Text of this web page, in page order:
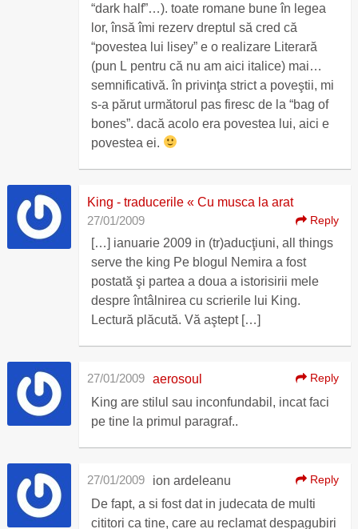
“dark half”…). toate romane bune în legea
lor, însă îmi rezerv dreptul să cred că
“povestea lui lisey” e o realizare Literară
(pun L pentru că nu am aici italice) mai…
semnificativă. în privinţa strict a poveştii, mi
s-a părut următorul pas firesc de la “bag of
bones”. dacă acolo era povestea lui, aici e
povestea ei.
King - traducerile « Cu musca la arat
27/01/2009
Reply
[…] ianuarie 2009 in (tr)aducţiuni, all things
serve the king Pe blogul Nemira a fost
postată şi partea a doua a istorisirii mele
despre întâlnirea cu scrierile lui King.
Lectură plăcută. Vă aştept […]
aerosoul
27/01/2009 Reply
King are stilul sau inconfundabil, incat faci
pe tine la primul paragraf..
ion ardeleanu
27/01/2009 Reply
De fapt, a si fost dat in judecata de multi
cititori ca tine, care au reclamat despagubiri